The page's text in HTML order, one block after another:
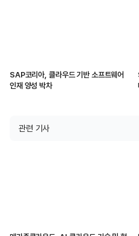
SAP코리아, 클라우드 기반 소프트웨어
인재 양성 박차
관련 기사